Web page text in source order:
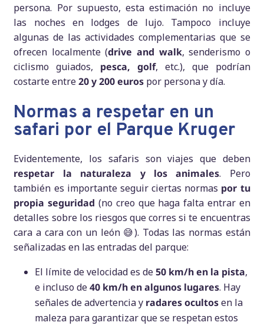
persona. Por supuesto, esta estimación no incluye
las noches en lodges de lujo. Tampoco incluye
algunas de las actividades complementarias que se
ofrecen localmente (drive and walk, senderismo o
ciclismo guiados, pesca, golf, etc.), que podrían
costarte entre20 y 200 euros por persona y día.
Normas a respetar en un
safari por el Parque Kruger
Evidentemente, los safaris son viajes que deben
respetar la naturaleza y los animales. Pero
también es importante seguir ciertas normas por tu
propia seguridad (no creo que haga falta entrar en
detalles sobre los riesgos que corres si te encuentras
cara a cara con un león 😅). Todas las normas están
señalizadas en las entradas del parque:
El límite de velocidad es de50 km/h en la pista,
e incluso de40 km/h en algunos lugares. Hay
señales de advertencia y radares ocultosen la
maleza para garantizar que se respetan estos